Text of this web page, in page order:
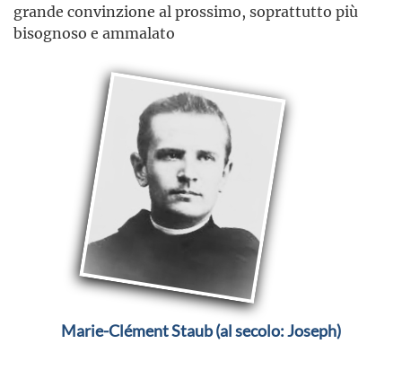
grande convinzione al prossimo, soprattutto più
bisognoso e ammalato
Marie-Clément Staub (al secolo: Joseph)